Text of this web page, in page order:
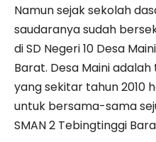
Namun sejak sekolah
saudaranya sudah
di SD Negeri 10 Desa
Barat. Desa Maini
yang sekitar tahun 2010
untuk bersama-sama
SMAN 2 Tebingtinggi